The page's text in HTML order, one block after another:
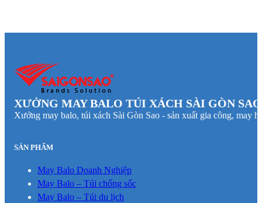
XƯỞNG MAY BALO TÚI XÁCH SÀI GÒN
Xưởng may balo, túi xách Sài Gòn Sao - sản xuất gia công, may
SẢN PHẨM
May Balo Doanh Nghiệp
May Balo – Túi chống sốc
May Balo – Túi du lịch